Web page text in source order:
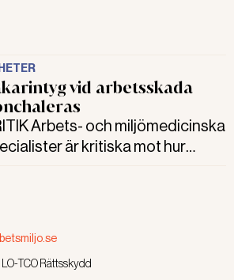
vid arbetsskada
Arbets- och miljömedicinska
är kritiska mot hur
rådgivare.
har läst 100 domar. I 87
TCO Rättsskydd